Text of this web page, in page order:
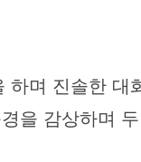
하며 진솔한
을 감상하며